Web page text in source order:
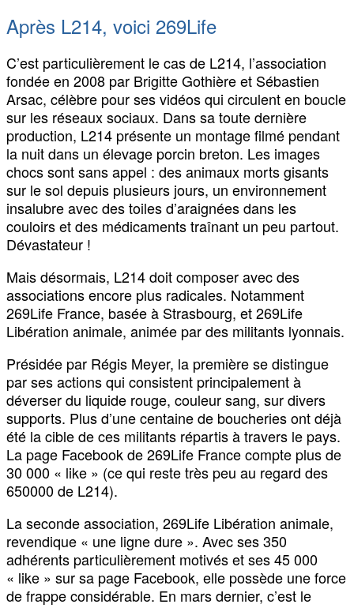
Après L214, voici 269Life
C’est particulièrement le cas de L214, l’association
fondée en 2008 par Brigitte Gothière et Sébastien
Arsac, célèbre pour ses vidéos qui circulent en boucle
sur les réseaux sociaux. Dans sa toute dernière
production, L214 présente un montage filmé pendant
la nuit dans un élevage porcin breton. Les images
chocs sont sans appel : des animaux morts gisants
sur le sol depuis plusieurs jours, un environnement
insalubre avec des toiles d’araignées dans les
couloirs et des médicaments traînant un peu partout.
Dévastateur !
Mais désormais, L214 doit composer avec des
associations encore plus radicales. Notamment
269Life France, basée à Strasbourg, et 269Life
Libération animale, animée par des militants lyonnais.
Présidée par Régis Meyer, la première se distingue
par ses actions qui consistent principalement à
déverser du liquide rouge, couleur sang, sur divers
supports. Plus d’une centaine de boucheries ont déjà
été la cible de ces militants répartis à travers le pays.
La page Facebook de 269Life France compte plus de
30 000 « like » (ce qui reste très peu au regard des
650000 de L214).
La seconde association, 269Life Libération animale,
revendique « une ligne dure ». Avec ses 350
adhérents particulièrement motivés et ses 45 000
« like » sur sa page Facebook, elle possède une force
de frappe considérable. En mars dernier, c’est le